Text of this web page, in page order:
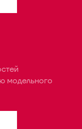
модельного